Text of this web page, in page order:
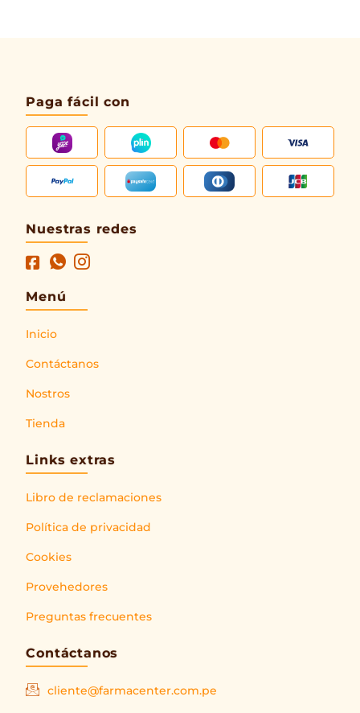
Paga fácil con
Nuestras redes
Menú
Inicio
Contáctanos
Nostros
Tienda
Links extras
Libro de reclamaciones
Política de privacidad
Cookies
Provehedores
Preguntas frecuentes
Contáctanos
cliente@farmacenter.com.pe